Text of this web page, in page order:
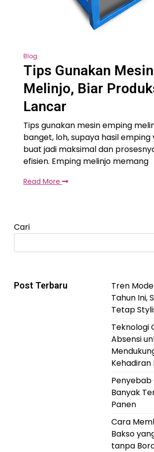
Blog
Tips Gunakan
Melinjo, Biar
Lancar
Tips gunakan mesin emping
banget, loh, supaya hasil emping
buat jadi maksimal dan
efisien. Emping melinjo memang
Read More
Cari
Post Terbaru
Tren
Tahun Ini,
Tetap
Teknologi
Absensi
Kehadiran
Penyebab
Banyak
Panen
Cara
Bakso
tanpa